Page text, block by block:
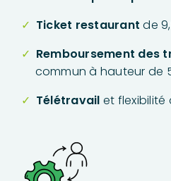
Ticket restaurant de
Remboursement des
commun à hauteur de
Télétravail et flexibilité